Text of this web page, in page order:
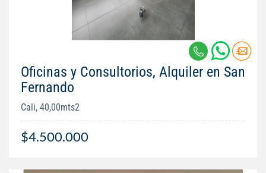
Oficinas y Consultorios, Alquiler en San
Fernando
Cali, 40,00mts2
$4.500.000